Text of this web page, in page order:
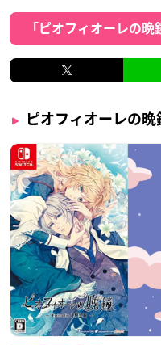
「ピオフィオーレの
ピオフィオーレの晩